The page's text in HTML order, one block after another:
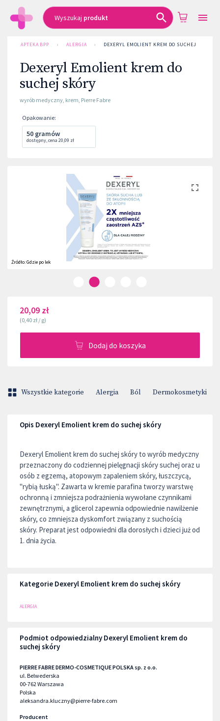
Wyszukaj produkt
APTEKA BPP › ALERGIA › DEXERYL EMOLIENT KREM DO SUCHEJ SKÓRY
Dexeryl Emolient krem do
suchej skóry
wyrób medyczny, krem, Pierre Fabre
Opakowanie:
50 gramów
dostępny,cena 20,09 zł
Źródło:Gdzie po lek
20,09 zł
(0,40 zł / g)
Dodaj do koszyka
Wszystkie kategorie Alergia Ból Dermokosmetyki
Opis Dexeryl Emolient krem do suchej skóry
Dexeryl Emolient krem do suchej skóry to wyrób medyczny
przeznaczony do codziennej pielęgnacji skóry suchej oraz u
osób z egzemą, atopowym zapaleniem skóry, łuszczycą,
"rybią łuską". Zawarta w kremie parafina tworzy warstwę
ochronną i zmniejsza podrażnienia wywołane czynnikami
zewnętrznymi, a glicerol zapewnia odpowiednie nawilżenie
skóry, co zmniejsza dyskomfort związany z suchością
skóry. Preparat jest odpowiedni dla dorosłych i dzieci już od
1. dnia życia.
Kategorie Dexeryl Emolient krem do suchej skóry
ALERGIA
Podmiot odpowiedzialny Dexeryl Emolient krem do
suchej skóry
PIERRE FABRE DERMO-COSMETIQUE POLSKA sp. z o.o.
ul. Belwederska
00-762Warszawa
Polska
aleksandra.kluczny@pierre-fabre.com
Producent